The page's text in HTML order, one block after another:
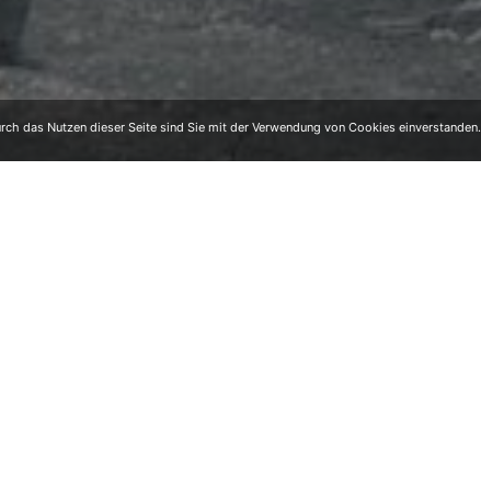
das Nutzen dieser Seite sind Sie mit der Verwendung von Cookies einverstanden.